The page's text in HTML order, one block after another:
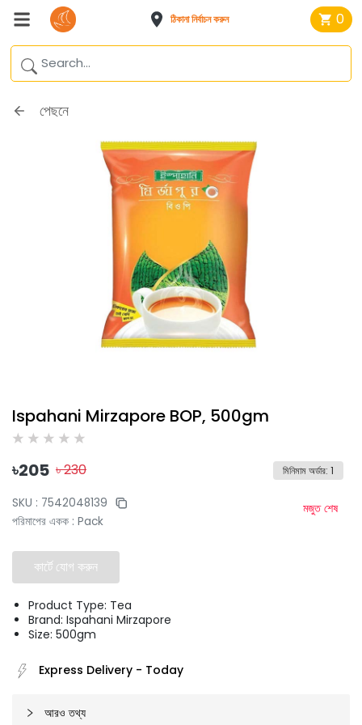
ঠিকানা নির্বাচন করুন 0
পেছনে
Ispahani Mirzapore BOP, 500gm
৳205 ৳230 মিনিমাম অর্ডার: 1
SKU : 7542048139
পরিমাপের একক : Pack
মজুত শেষ
কার্টে যোগ করুন
Product Type: Tea
Brand: Ispahani Mirzapore
Size: 500gm
Express Delivery - Today
আরও তথ্য